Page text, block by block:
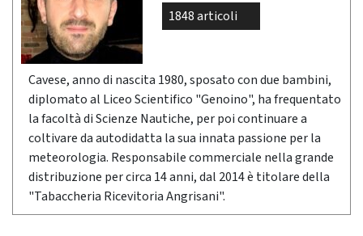
1848 articoli
Cavese, anno di nascita 1980, sposato con due bambini,
diplomato al Liceo Scientifico "Genoino", ha frequentato
la facoltà di Scienze Nautiche, per poi continuare a
coltivare da autodidatta la sua innata passione per la
meteorologia. Responsabile commerciale nella grande
distribuzione per circa 14 anni, dal 2014 è titolare della
"Tabaccheria Ricevitoria Angrisani".